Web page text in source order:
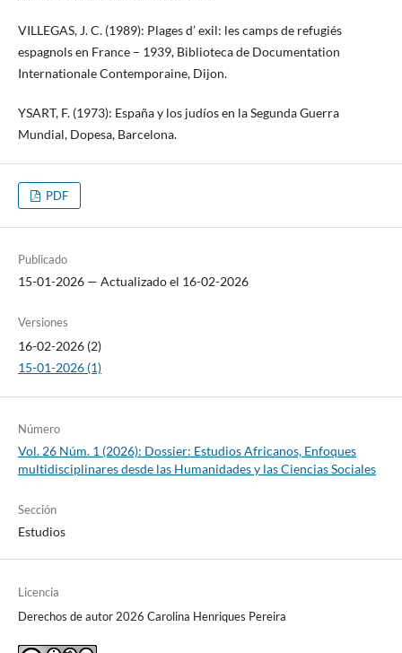
VILLEGAS, J. C. (1989): Plages d’ exil: les camps de refugiés
espagnols en France – 1939, Biblioteca de Documentation
Internationale Contemporaine, Dijon.
YSART, F. (1973): España y los judíos en la Segunda Guerra
Mundial, Dopesa, Barcelona.
PDF
Publicado
15-01-2026 — Actualizado el 16-02-2026
Versiones
16-02-2026 (2)
15-01-2026 (1)
Número
Vol. 26 Núm. 1 (2026): Dossier: Estudios Africanos, Enfoques
multidisciplinares desde las Humanidades y las Ciencias Sociales
Sección
Estudios
Licencia
Derechos de autor 2026 Carolina Henriques Pereira